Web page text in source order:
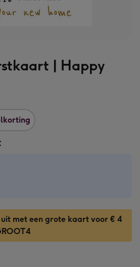
| Happy
met een grote kaart voor € 4